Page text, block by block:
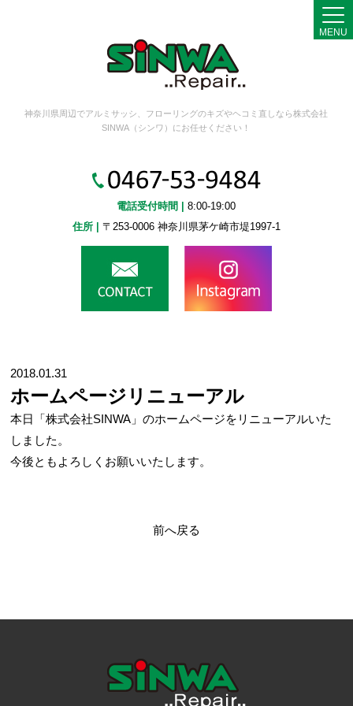
神奈川県周辺でアルミサッシ、フローリングのキズやヘコミ直しなら株式会社
SINWA（シンワ）にお任せください！
電話受付時間 |
8:00-19:00
住所 |
〒253-0006 神奈川県茅ケ崎市堤1997-1
MENU
2018.01.31
ホームページリニューアル
本日「株式会社SINWA」のホームページをリニューアルいた
しました。
今後ともよろしくお願いいたします。
前へ戻る